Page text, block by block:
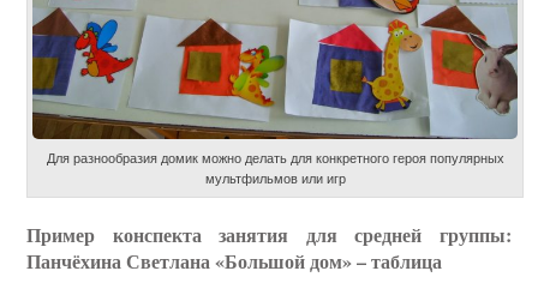
Для разнообразия домик можно делать для конкретного героя популярных
мультфильмов или игр
Пример конспекта занятия для средней группы:
Панчёхина Светлана «Большой дом» – таблица